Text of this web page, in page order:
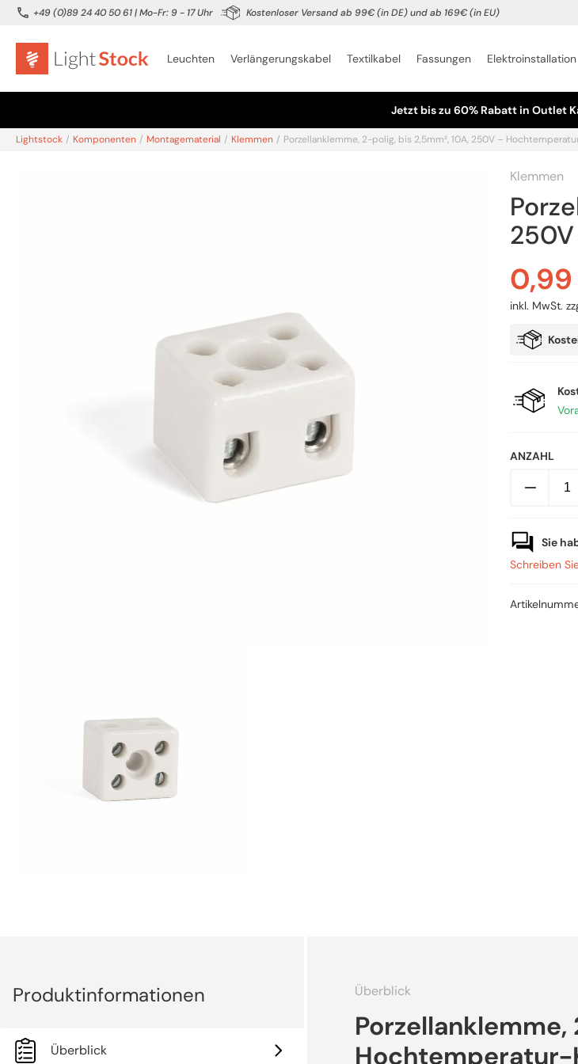
+49 (0)89 24 40 50 61| Mo-Fr: 9 - 17 Uhr Kostenloser Versand ab 99€ (in DE) und ab 169€ (in EU)
Leuchten Verlängerungskabel Textilkabel Fassungen Elektroinstallation
Jetzt bis zu 60% Rabatt in Outlet
Lightstock / Komponenten / Montagematerial / Klemmen / Porzellanklemme, 2-polig, bis 2,5mm², 10A, 250V –
Klemmen
0,99
inkl. MwSt.
ANZAHL
10A,
250V
-
Menge
Sie
Schreiben
Überblick
Überblick
Porzellanklemme,
Hochtemperatur-